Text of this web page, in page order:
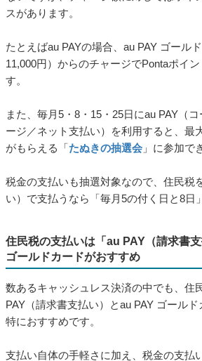
窓口の受付時間を気にする必要がなく、
たい場合にも安心です。
■ ポイント還元を受けられる
住民税の支払いでポイント還元のチャン
ャッシュレス納付のメリットです。
ないですが、チャージ額に対してはポイ
スがあります。
たとえばau PAYの場合、au PAY ゴール
11,000円）からのチャージでPontaポイン
す。
また、毎月5・8・15・25日にau PAY（
ージ／ネット支払い）を利用すると、最